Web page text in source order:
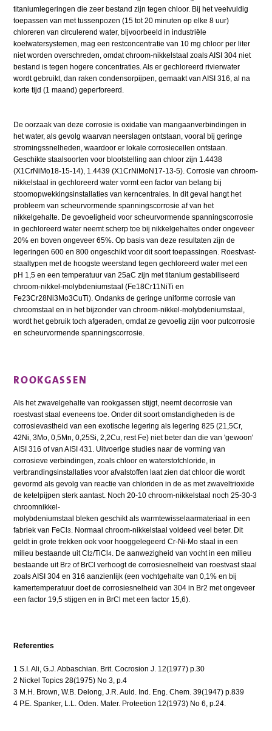
titaniumlegeringen die zeer bestand zijn tegen chloor. Bij het veelvuldig
toepassen van met tussenpozen (15 tot 20 minuten op elke 8 uur)
chloreren van circulerend water, bijvoorbeeld in industriële
koelwatersystemen, mag een restconcentratie van 10 mg chloor per liter
niet worden overschreden, omdat chroom-nikkelstaal zoals AISI 304 niet
bestand is tegen hogere concentraties. Als er gechloreerd rivierwater
wordt gebruikt, dan raken condensorpijpen, gemaakt van AISI 316, al na
korte tijd (1 maand) geperforeerd.
De oorzaak van deze corrosie is oxidatie van mangaanverbindingen in
het water, als gevolg waarvan neerslagen ontstaan, vooral bij geringe
stromingssnelheden, waardoor er lokale corrosiecellen ontstaan.
Geschikte staalsoorten voor blootstelling aan chloor zijn 1.4438
(X1CrNiMo18-15-14), 1.4439 (X1CrNiMoN17-13-5). Corrosie van chroom-
nikkelstaal in gechloreerd water vormt een factor van belang bij
stoomopwekkingsinstallaties van kerncentrales. In dit geval hangt het
probleem van scheurvormende spanningscorrosie af van het
nikkelgehalte. De gevoeligheid voor scheurvormende spanningscorrosie
in gechloreerd water neemt scherp toe bij nikkelgehaltes onder ongeveer
20% en boven ongeveer 65%. Op basis van deze resultaten zijn de
legeringen 600 en 800 ongeschikt voor dit soort toepassingen. Roestvast-
staaltypen met de hoogste weerstand tegen gechloreerd water met een
pH 1,5 en een temperatuur van 25aC zijn met titanium gestabiliseerd
chroom-nikkel-molybdeniumstaal (Fe18Cr11NiTi en
Fe23Cr28Ni3Mo3CuTi). Ondanks de geringe uniforme corrosie van
chroomstaal en in het bijzonder van chroom-nikkel-molybdeniumstaal,
wordt het gebruik toch afgeraden, omdat ze gevoelig zijn voor putcorrosie
en scheurvormende spanningscorrosie.
ROOKGASSEN
Als het zwavelgehalte van rookgassen stijgt, neemt decorrosie van
roestvast staal eveneens toe. Onder dit soort omstandigheden is de
corrosievastheid van een exotische legering als legering 825 (21,5Cr,
42Ni, 3Mo, 0,5Mn, 0,25Si, 2,2Cu, rest Fe) niet beter dan die van 'gewoon'
AISI 316 of van AISI 431. Uitvoerige studies naar de vorming van
corrosieve verbindingen, zoals chloor en waterstofchloride, in
verbrandingsinstallaties voor afvalstoffen laat zien dat chloor die wordt
gevormd als gevolg van reactie van chloriden in de as met zwaveltrioxide
de ketelpijpen sterk aantast. Noch 20-10 chroom-nikkelstaal noch 25-30-3
chroomnikkel-
molybdeniumstaal bleken geschikt als warmtewisselaarmateriaal in een
fabriek van FeCl3. Normaal chroom-nikkelstaal voldeed veel beter. Dit
geldt in grote trekken ook voor hooggelegeerd Cr-Ni-Mo staal in een
milieu bestaande uit Cl2/TiCl4. De aanwezigheid van vocht in een milieu
bestaande uit Br2 of BrCl verhoogt de corrosiesnelheid van roestvast staal
zoals AISI 304 en 316 aanzienlijk (een vochtgehalte van 0,1% en bij
kamertemperatuur doet de corrosiesnelheid van 304 in Br2 met ongeveer
een factor 19,5 stijgen en in BrCl met een factor 15,6).
Referenties
1 S.I. Ali, G.J. Abbaschian. Brit. Cocrosion J. 12(1977) p.30
2 Nickel Topics 28(1975) No 3, p.4
3 M.H. Brown, W.B. Delong, J.R. Auld. Ind. Eng. Chem. 39(1947) p.839
4 P.E. Spanker, L.L. Oden. Mater. Proteetion 12(1973) No 6, p.24.